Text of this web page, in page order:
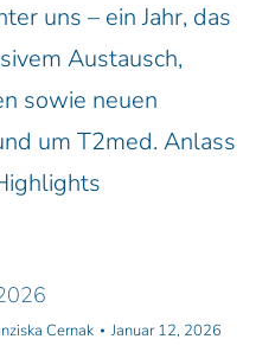
uns – ein Jahr, das
Austausch,
sowie neuen
um T2med. Anlass
Cernak Januar 12, 2026